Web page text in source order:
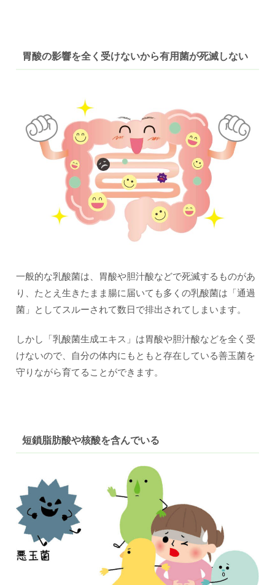
胃酸の影響を全く受けないから有用菌が死滅しない
一般的な乳酸菌は、胃酸や胆汁酸などで死滅するものがあ
り、たとえ生きたまま腸に届いても多くの乳酸菌は「通過
菌」としてスルーされて数日で排出されてしまいます。
しかし「乳酸菌生成エキス」は胃酸や胆汁酸などを全く受
けないので、自分の体内にもともと存在している善玉菌を
守りながら育てることができます。
短鎖脂肪酸や核酸を含んでいる